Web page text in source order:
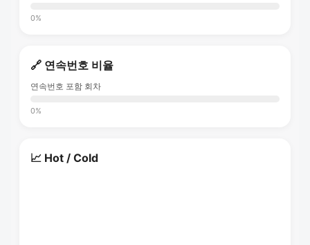
0%
🔗 연속번호 비율
연속번호 포함 회차
0%
📈 Hot / Cold